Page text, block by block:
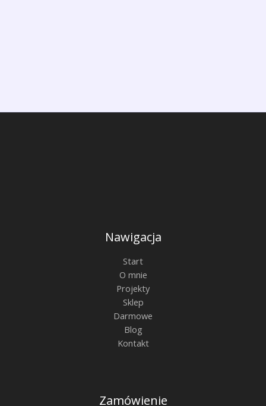
Nawigacja
Start
O mnie
Projekty
Sklep
Darmowe
Blog
Kontakt
Zamówienie